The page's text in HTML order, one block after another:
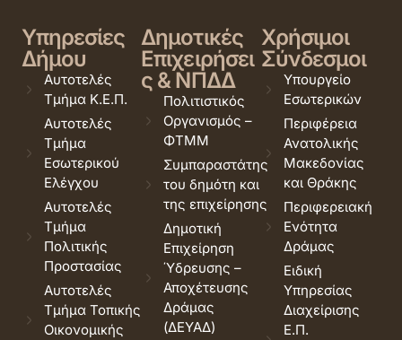
Υπηρεσίες
Δήμου
Αυτοτελές
Τμήμα Κ.Ε.Π.
Αυτοτελές
Τμήμα
Εσωτερικού
Ελέγχου
Αυτοτελές
Τμήμα
Πολιτικής
Προστασίας
Αυτοτελές
Τμήμα Τοπικής
Οικονομικής
Δημοτικές
Επιχειρήσει
ς & ΝΠΔΔ
Πολιτιστικός
Οργανισμός –
ΦΤΜΜ
Συμπαραστάτης
του δημότη και
της επιχείρησης
Δημοτική
Επιχείρηση
Ύδρευσης –
Αποχέτευσης
Δράμας
(ΔΕΥΑΔ)
Χρήσιμοι
Σύνδεσμοι
Υπουργείο
Εσωτερικών
Περιφέρεια
Ανατολικής
Μακεδονίας
και Θράκης
Περιφερειακή
Ενότητα
Δράμας
Ειδική
Υπηρεσίας
Διαχείρισης
Ε.Π.